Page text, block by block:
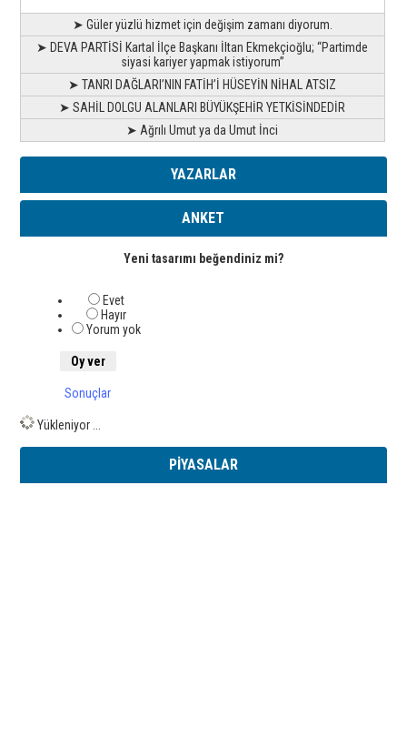
➤ Güler yüzlü hizmet için değişim zamanı diyorum.
➤ DEVA PARTİSİ Kartal İlçe Başkanı İltan Ekmekçioğlu; “Partimde
siyasi kariyer yapmak istiyorum”
➤ TANRI DAĞLARI’NIN FATİH’İ HÜSEYİN NİHAL ATSIZ
➤ SAHİL DOLGU ALANLARI BÜYÜKŞEHİR YETKİSİNDEDİR
➤ Ağrılı Umut ya da Umut İnci
YAZARLAR
ANKET
Yeni tasarımı beğendiniz mi?
Evet
Hayır
Yorum yok
Sonuçlar
Yükleniyor ...
PİYASALAR